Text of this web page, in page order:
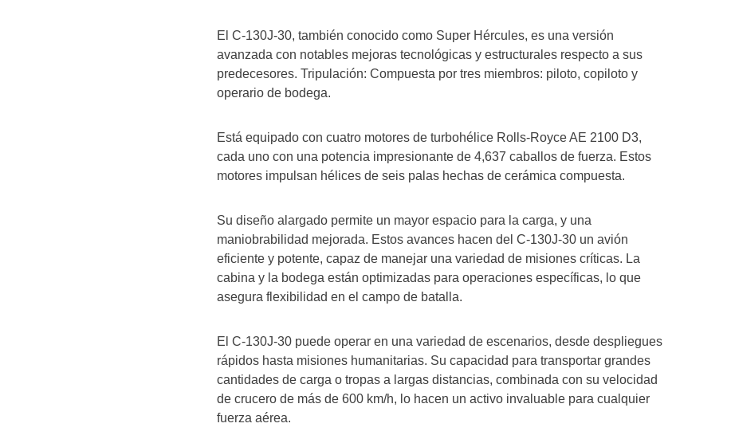
El C-130J-30, también conocido como Super Hércules, es una versión
avanzada con notables mejoras tecnológicas y estructurales respecto a sus
predecesores. Tripulación: Compuesta por tres miembros: piloto, copiloto y
operario de bodega.
Está equipado con cuatro motores de turbohélice Rolls-Royce AE 2100 D3,
cada uno con una potencia impresionante de 4,637 caballos de fuerza. Estos
motores impulsan hélices de seis palas hechas de cerámica compuesta.
Su diseño alargado permite un mayor espacio para la carga, y una
maniobrabilidad mejorada. Estos avances hacen del C-130J-30 un avión
eficiente y potente, capaz de manejar una variedad de misiones críticas. La
cabina y la bodega están optimizadas para operaciones específicas, lo que
asegura flexibilidad en el campo de batalla.
El C-130J-30 puede operar en una variedad de escenarios, desde despliegues
rápidos hasta misiones humanitarias. Su capacidad para transportar grandes
cantidades de carga o tropas a largas distancias, combinada con su velocidad
de crucero de más de 600 km/h, lo hacen un activo invaluable para cualquier
fuerza aérea.